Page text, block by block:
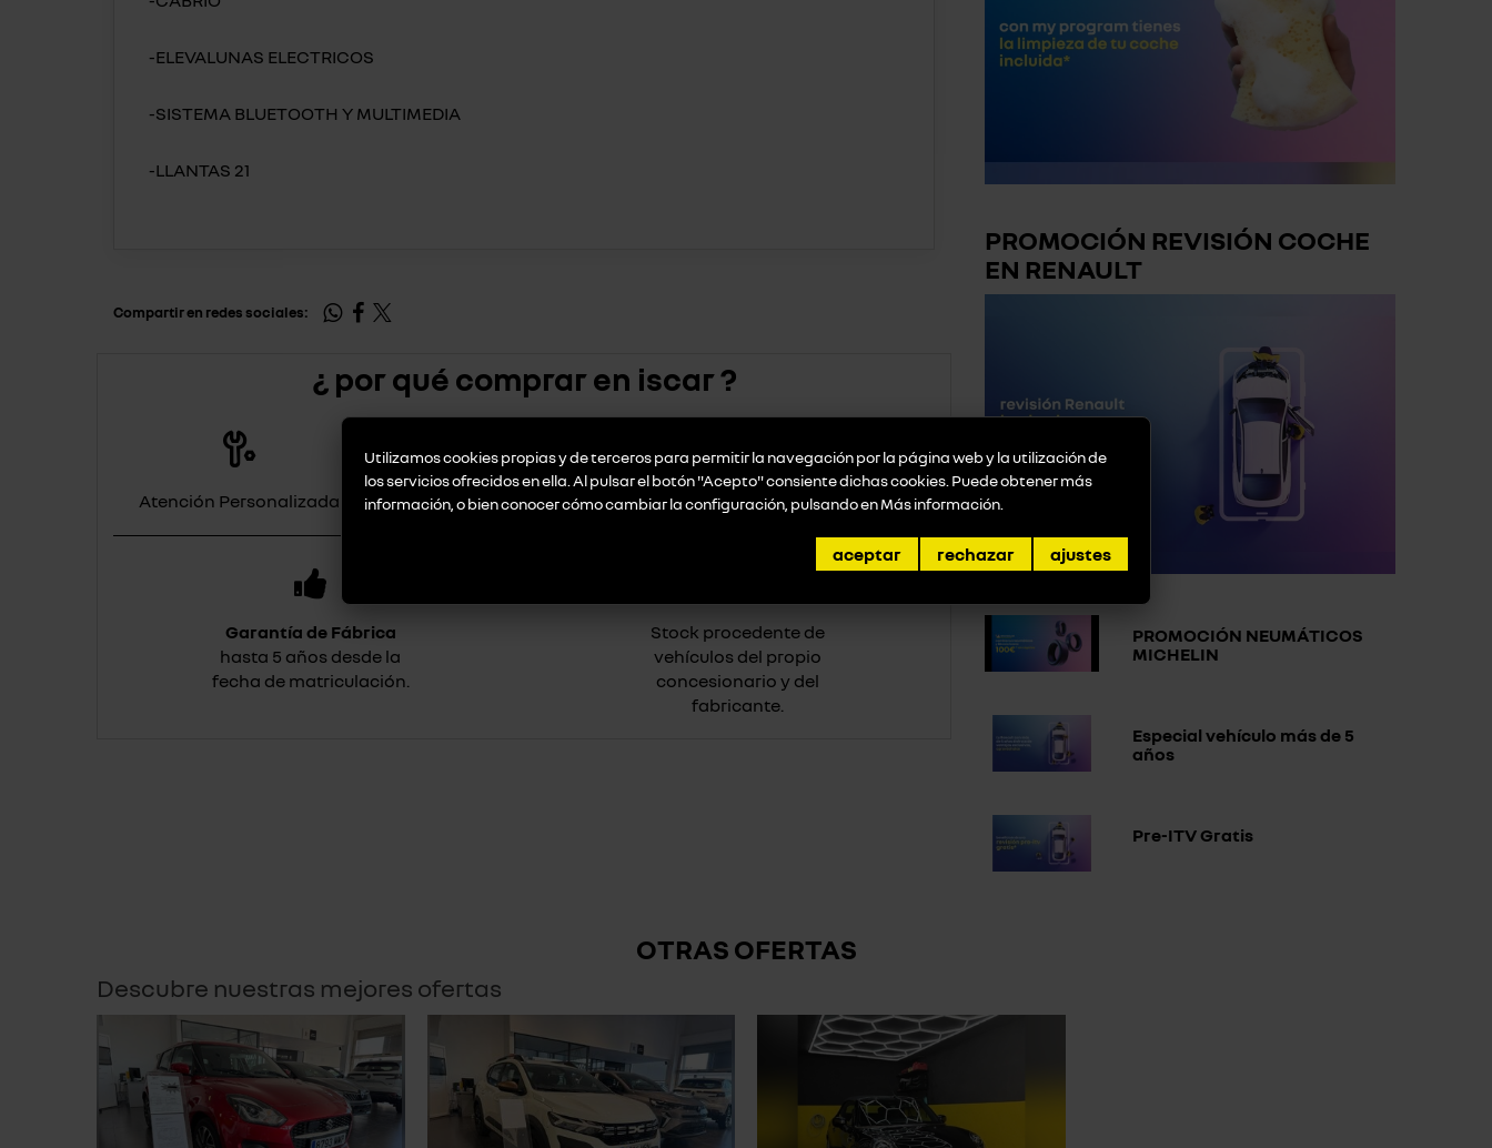
-ELEVALUNAS ELECTRICOS
-SISTEMA BLUETOOTH Y MULTIMEDIA
-LLANTAS 21
Compartir en redes sociales:
¿ por qué comprar en iscar ?
Atención Personalizada Asesoramiento exclusivo Kilometraje garantizado
Garantía de Fábrica
hasta 5 años desde la
fecha de matriculación.
Stock procedente de
vehículos del propio
concesionario y del
fabricante.
PROMOCIÓN REVISIÓN COCHE
EN RENAULT
PROMOCIÓN NEUMÁTICOS
MICHELIN
Especial vehículo más de 5
años
Pre-ITV Gratis
OTRAS OFERTAS
Descubre nuestras mejores ofertas
Utilizamos cookies propias y de terceros para permitir la navegación por la página web y la utilización de
los servicios ofrecidos en ella. Al pulsar el botón "Acepto" consiente dichas cookies. Puede obtener más
información, o bien conocer cómo cambiar la configuración, pulsando enMás información
aceptar rechazar ajustes